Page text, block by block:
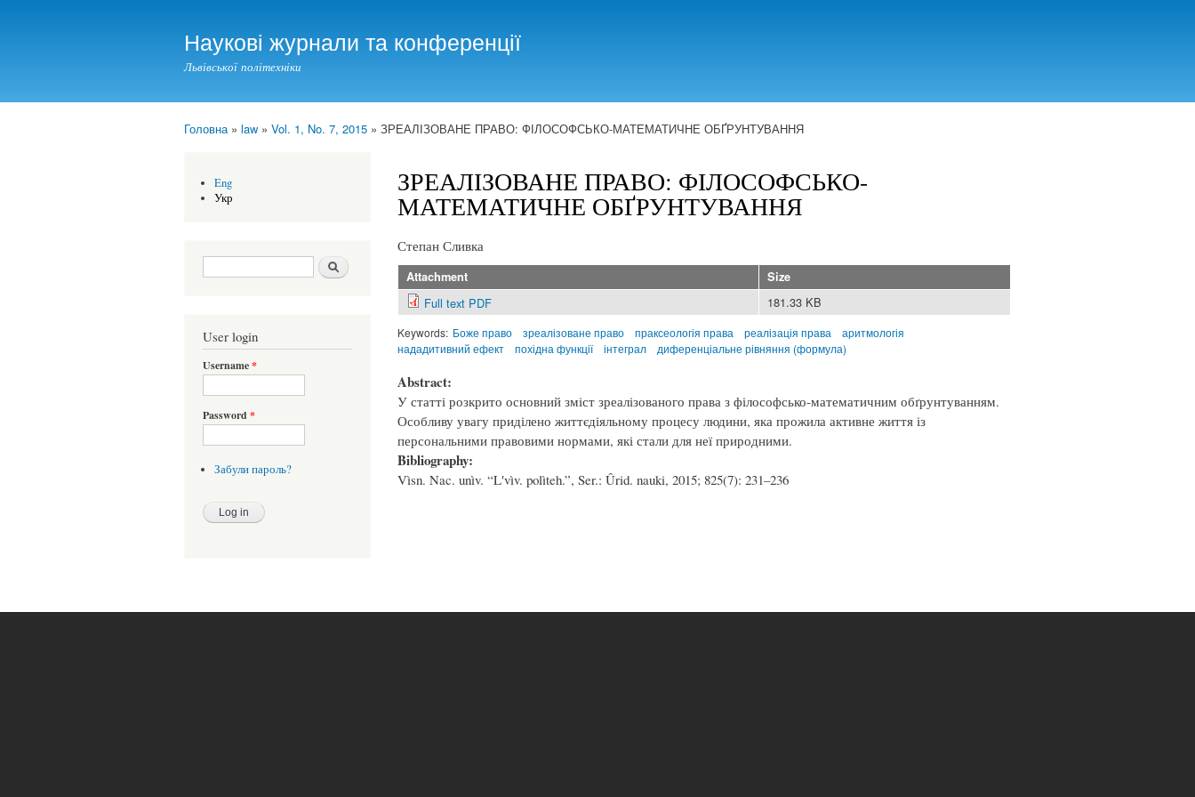
Наукові журнали та конференції
Львівської політехніки
Головна» law » Vol. 1, No. 7, 2015 » ЗРЕАЛІЗОВАНЕ ПРАВО: ФІЛОСОФСЬКО-МАТЕМАТИЧНЕ ОБҐРУНТУВАННЯ
Eng
Укр
Search form Шукати
User login
Username*
Password *
Забули пароль?
ЗРЕАЛІЗОВАНЕ ПРАВО: ФІЛОСОФСЬКО-
МАТЕМАТИЧНЕ ОБҐРУНТУВАННЯ
Степан Сливка
Attachment Size
Full text PDF 181.33 KB
Keywords: Боже право зреалізоване право праксеологія права реалізація права
аритмологія
нададитивний ефект
похідна функції інтеграл диференціальне рівняння (формула)
Abstract:
У статті розкрито основний зміст зреалізованого права з філософсько-математичним обґрунтуванням.
Особливу увагу приділено життєдіяльному процесу людини, яка прожила активне життя із
персональними правовими нормами, які стали для неї природними.
Bibliography:
Vìsn. Nac. unìv. “Lʹvìv. polìteh.”, Ser.: Ûrid. nauki, 2015; 825(7): 231–236